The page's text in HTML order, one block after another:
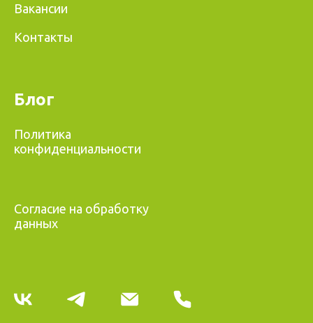
Вакансии
Контакты
Блог
Политика
конфиденциальности
Согласие на обработку
данных